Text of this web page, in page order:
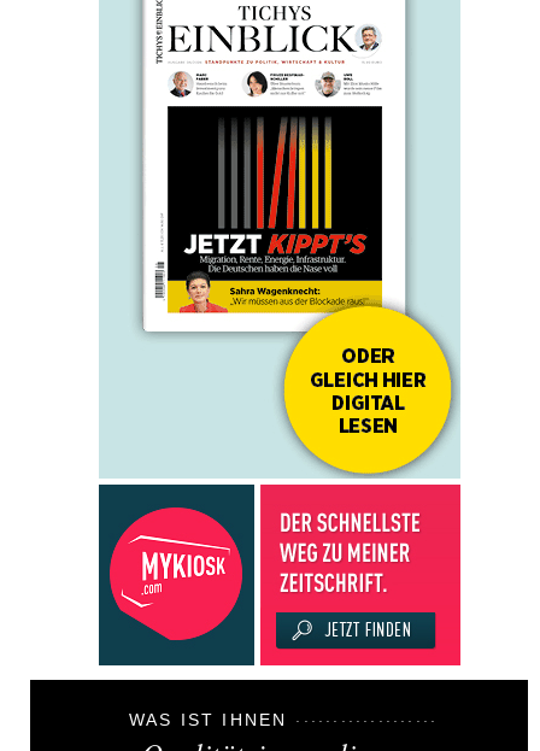
WAS IST IHNEN